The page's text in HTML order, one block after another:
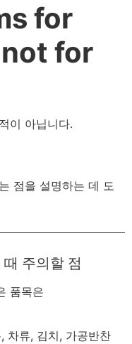
for
for
이 아닙니다.
점을 설명하는 데 도
주의할 점
품목은
차류, 김치, 가공반찬